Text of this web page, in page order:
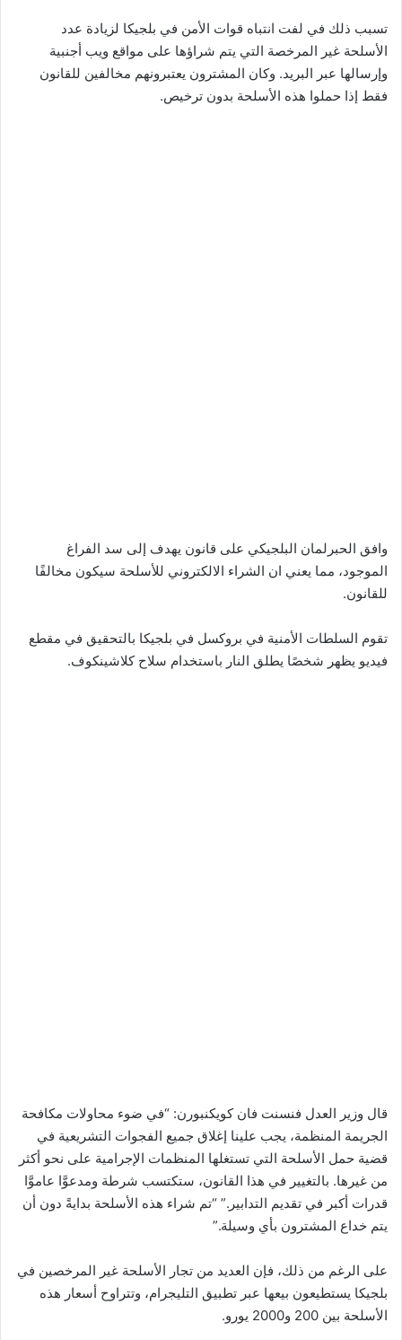
تسبب ذلك في لفت انتباه قوات الأمن في بلجيكا لزيادة عدد
الأسلحة غير المرخصة التي يتم شراؤها على مواقع ويب أجنبية
وإرسالها عبر البريد. وكان المشترون يعتبرونهم مخالفين للقانون
فقط إذا حملوا هذه الأسلحة بدون ترخيص.
وافق الحبرلمان البلجيكي على قانون يهدف إلى سد الفراغ
الموجود، مما يعني ان الشراء الالكتروني للأسلحة سيكون مخالفًا
للقانون.
تقوم السلطات الأمنية في بروكسل في بلجيكا بالتحقيق في مقطع
فيديو يظهر شخصًا يطلق النار باستخدام سلاح كلاشينكوف.
قال وزير العدل فنسنت فان كويكنبورن: “في ضوء محاولات مكافحة
الجريمة المنظمة، يجب علينا إغلاق جميع الفجوات التشريعية في
قضية حمل الأسلحة التي تستغلها المنظمات الإجرامية على نحو أكثر
من غيرها. بالتغيير في هذا القانون، ستكتسب شرطة ومدعوَّا عاموَّا
قدرات أكبر في تقديم التدابير.” “تم شراء هذه الأسلحة بدايةً دون أن
يتم خداع المشترون بأي وسيلة.”
على الرغم من ذلك، فإن العديد من تجار الأسلحة غير المرخصين في
بلجيكا يستطيعون بيعها عبر تطبيق التليجرام، وتتراوح أسعار هذه
الأسلحة بين 200 و2000 يورو.